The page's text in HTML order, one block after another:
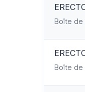
Boîte de
Boîte de